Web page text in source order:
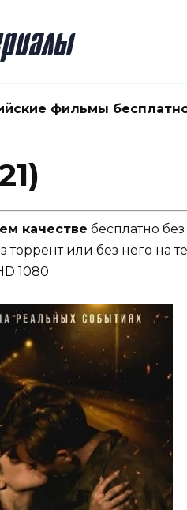
фильмы
качестве бесплатно
торрент или без него на
1080.